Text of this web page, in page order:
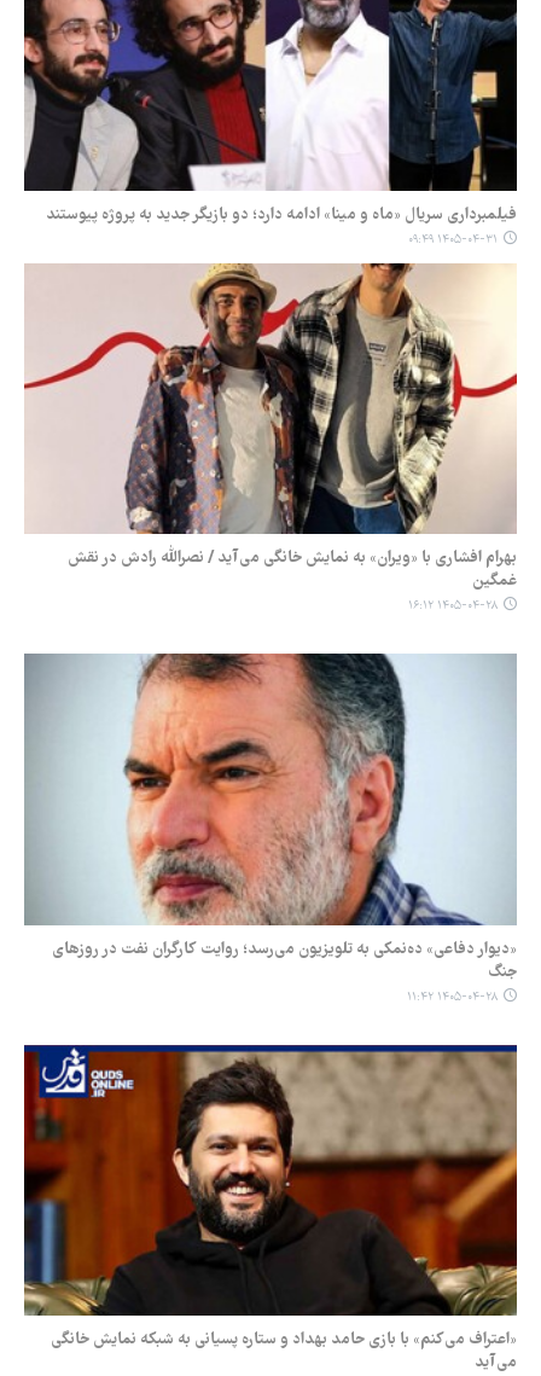
فیلمبرداری سریال «ماه و مینا» ادامه دارد؛ دو بازیگر جدید به پروژه پیوستند
۱۴۰۵-۰۴-۳۱ ۰۹:۴۹
بهرام افشاری با «ویران» به نمایش خانگی می‌آید / نصرالله رادش در نقش
غمگین
۱۴۰۵-۰۴-۲۸ ۱۶:۱۲
«دیوار دفاعی» ده‌نمکی به تلویزیون می‌رسد؛ روایت کارگران نفت در روزهای
جنگ
۱۴۰۵-۰۴-۲۸ ۱۱:۴۲
«اعتراف می‌کنم» با بازی حامد بهداد و ستاره پسیانی به شبکه نمایش خانگی
می‌آید